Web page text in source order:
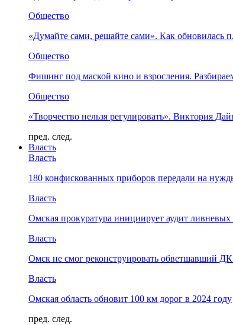
Общество
«Думайте сами, решайте сами». Как
Общество
Фишинг под маской кино и взросления.
Общество
«Творчество нельзя регулировать». Виктория
пред. след.
Власть
Власть
180 конфискованных приборов передали на
Власть
Омская прокуратура инициирует аудит ливневых
Власть
Омск не смог реконструировать обветшавший
Власть
Омская область обновит 100 км дорог в 2024 году
пред. след.